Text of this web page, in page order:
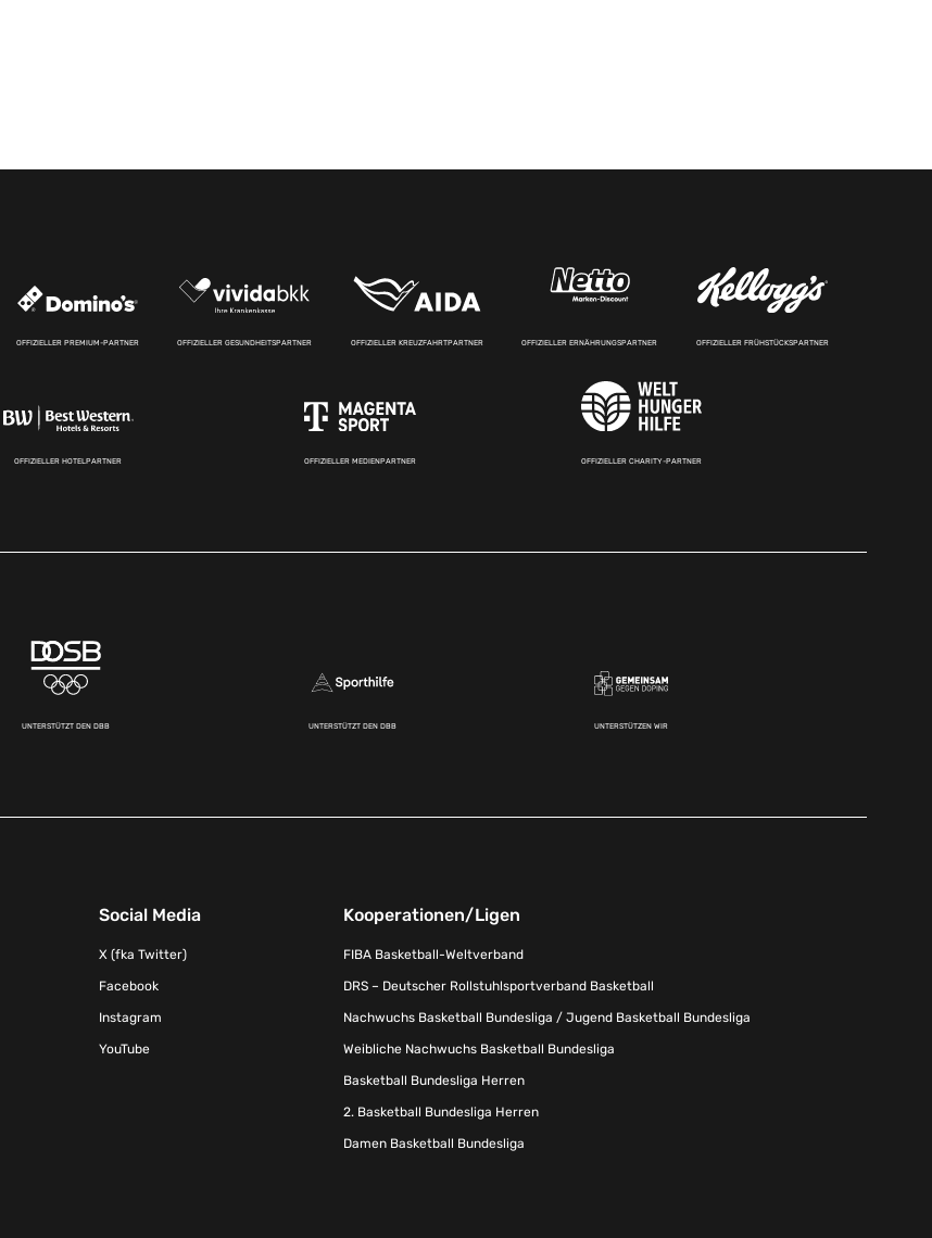
OFFIZIELLER PREMIUM-PARTNER OFFIZIELLER GESUNDHEITSPARTNER OFFIZIELLER KREUZFAHRTPARTNER OFFIZIELLER ERNÄHRUNGSPARTNER OFFIZIELLER FRÜHSTÜCKSPARTNER
OFFIZIELLER HOTELPARTNER OFFIZIELLER MEDIENPARTNER OFFIZIELLER CHARITY-PARTNER
UNTERSTÜTZT DEN DBB UNTERSTÜTZT DEN DBB UNTERSTÜTZEN WIR
Social Media
X (fka Twitter)
Facebook
Instagram
YouTube
Kooperationen/Ligen
FIBA Basketball-Weltverband
DRS – Deutscher Rollstuhlsportverband Basketball
Nachwuchs Basketball Bundesliga / Jugend Basketball Bundesliga
Weibliche Nachwuchs Basketball Bundesliga
Basketball Bundesliga Herren
2. Basketball Bundesliga Herren
Damen Basketball Bundesliga